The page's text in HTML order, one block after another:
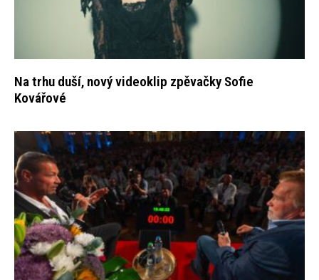
Na trhu duší, nový videoklip zpěvačky Sofie
Kovářové